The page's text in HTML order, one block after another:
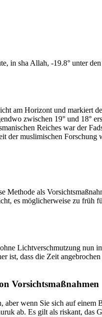
in sha Allah, -19.8° unter
am Horizont und markiert
zwischen 19° und 18°
Reiches war der
der muslimischen
Methode als
es möglicherweise zu früh
Lichtverschmutzung nun
ist, dass die Zeit angebrochen
Vorsichtsmaßnahmen
wenn Sie sich auf
ab. Es gilt als riskant, das